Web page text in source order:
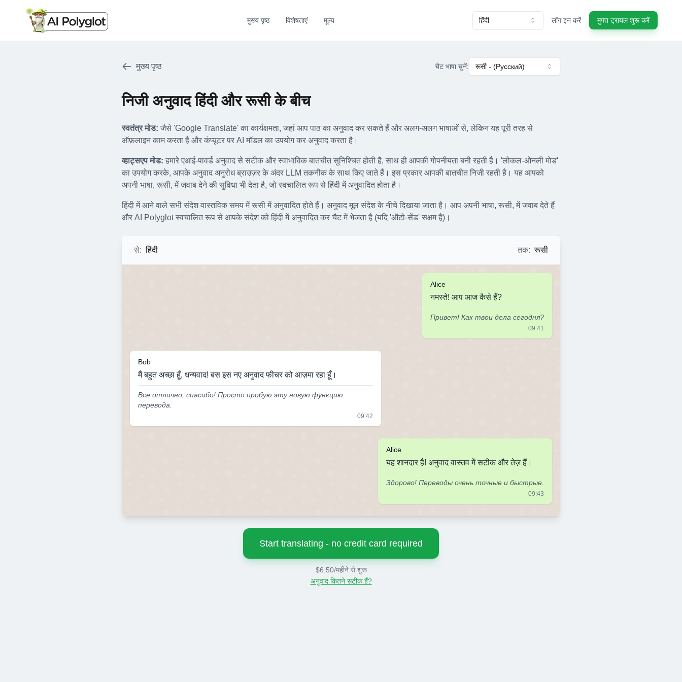
मुख्य पृष्ठ विशेषताएं मूल्य हिंदी लॉग इन करें मुफ्त ट्रायल शुरू करें
मुख्य पृष्ठ चैट भाषा चुनें: रूसी- (Русский)
निजी अनुवाद हिंदी और रूसी के बीच
स्वतंत्र मोड: जैसे 'Google Translate' का कार्यक्षमता, जहां आप पाठ का अनुवाद कर सकते हैं और अलग-अलग भाषाओं से, लेकिन यह पूरी तरह से
ऑफ़लाइन काम करता है और कंप्यूटर पर AI मॉडल का उपयोग कर अनुवाद करता है।
व्हाट्सएप मोड: हमारे एआई-पावर्ड अनुवाद से सटीक और स्वाभाविक बातचीत सुनिश्चित होती है, साथ ही आपकी गोपनीयता बनी रहती है। 'लोकल-ओनली मोड'
का उपयोग करके, आपके अनुवाद अनुरोध ब्राउज़र के अंदर LLM तकनीक के साथ किए जाते हैं। इस प्रकार आपकी बातचीत निजी रहती है। यह आपको
अपनी भाषा, रूसी, में जवाब देने की सुविधा भी देता है, जो स्वचालित रूप से हिंदी में अनुवादित होता है।
हिंदी में आने वाले सभी संदेश वास्तविक समय में रूसी में अनुवादित होते हैं। अनुवाद मूल संदेश के नीचे दिखाया जाता है। आप अपनी भाषा, रूसी, में जवाब देते हैं
और AI Polyglot स्वचालित रूप से आपके संदेश को हिंदी में अनुवादित कर चैट में भेजता है (यदि 'ऑटो-सेंड' सक्षम है)।
से: हिंदी तक: रूसी
Alice
नमस्ते! आप आज कैसे हैं?
Привет! Как твои дела сегодня?
09:41
Bob
मैं बहुत अच्छा हूँ, धन्यवाद! बस इस नए अनुवाद फीचर को आज़मा रहा हूँ।
Все отлично, спасибо! Просто пробую эту новую функцию
перевода.
09:42
Alice
यह शानदार है! अनुवाद वास्तव में सटीक और तेज़ हैं।
Здорово! Переводы очень точные и быстрые.
09:43
Start translating - no credit card required
$6.50/महीने से शुरू
अनुवाद कितने सटीक हैं?